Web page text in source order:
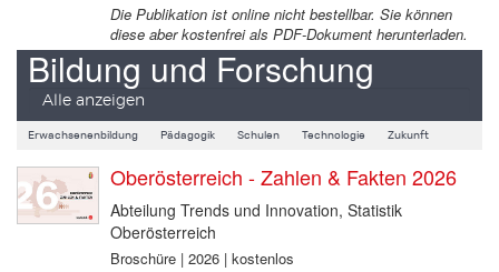
Die Publikation ist online nicht bestellbar. Sie können
diese aber kostenfrei als PDF-Dokument herunterladen.
Bildung und Forschung
Alle anzeigen
Erwachsenenbildung Pädagogik Schulen Technologie Zukunft
Oberösterreich - Zahlen & Fakten 2026
Abteilung Trends und Innovation, Statistik
Oberösterreich
Broschüre | 2026 | kostenlos